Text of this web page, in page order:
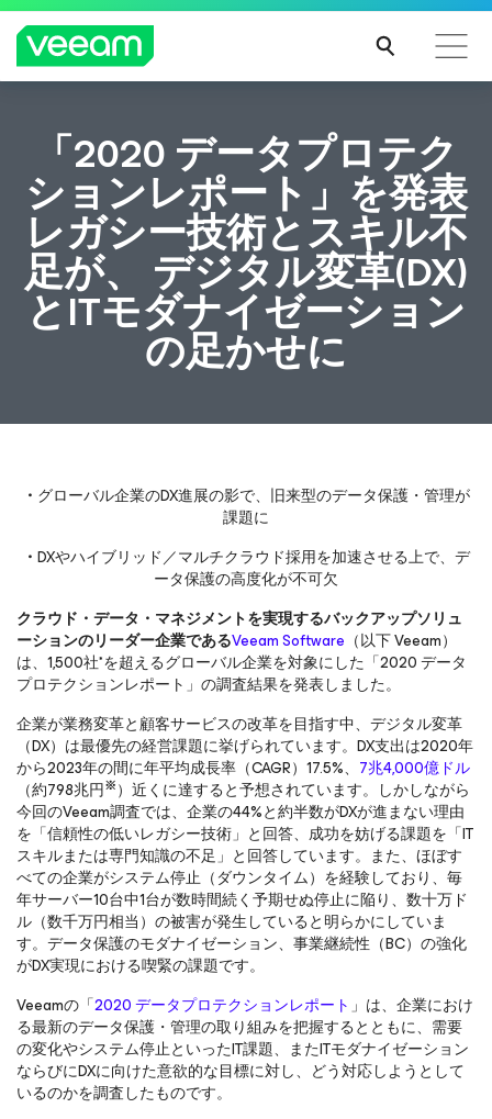
CrowdStrikeのコンテンツ更新によって影響を受け
るお客様向けのVeeamのガイダンス
続き
を読
む
「2020 データプロテク
ションレポート」を発表
レガシー技術とスキル不
足が、 デジタル変革(DX)
とITモダナイゼーション
の足かせに
・ グローバル企業のDX進展の影で、旧来型のデータ保護・管理が
課題に
・ DXやハイブリッド／マルチクラウド採用を加速させる上で、デ
ータ保護の高度化が不可欠
クラウド・データ・マネジメントを実現するバックアップソリュ
ーションのリーダー企業であるVeeam Software （以下 Veeam）
は、1,500社*を超えるグローバル企業を対象にした「2020 データ
プロテクションレポート」の調査結果を発表しました。
企業が業務変革と顧客サービスの改革を目指す中、デジタル変革
（DX）は最優先の経営課題に挙げられています。DX支出は2020年
から2023年の間に年平均成長率（CAGR）17.5%、 7兆4,000億ドル
（約798兆円※）近くに達すると予想されています。しかしながら
今回のVeeam調査では、企業の44%と約半数がDXが進まない理由
を「信頼性の低いレガシー技術」と回答、成功を妨げる課題を「IT
スキルまたは専門知識の不足」と回答しています。また、ほぼす
べての企業がシステム停止（ダウンタイム）を経験しており、毎
年サーバー10台中1台が数時間続く予期せぬ停止に陥り、数十万ド
ル（数千万円相当）の被害が発生していると明らかにしていま
す。データ保護のモダナイゼーション、事業継続性（BC）の強化
がDX実現における喫緊の課題です。
Veeamの「2020 データプロテクションレポート」は、企業におけ
る最新のデータ保護・管理の取り組みを把握するとともに、需要
の変化やシステム停止といったIT課題、またITモダナイゼーション
ならびにDXに向けた意欲的な目標に対し、どう対応しようとして
いるのかを調査したものです。